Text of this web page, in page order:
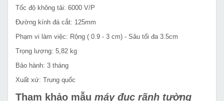
Tốc độ không tải: 6000 V/P
Đường kính đá cắt: 125mm
Phạm vi làm việc: Rộng ( 0.9 - 3 cm) - Sâu tối đa 3.5cm
Trọng lượng: 5,82 kg
Bảo hành: 3 tháng
Xuất xứ: Trung quốc
Tham khảo mẫu máy đục rãnh tường